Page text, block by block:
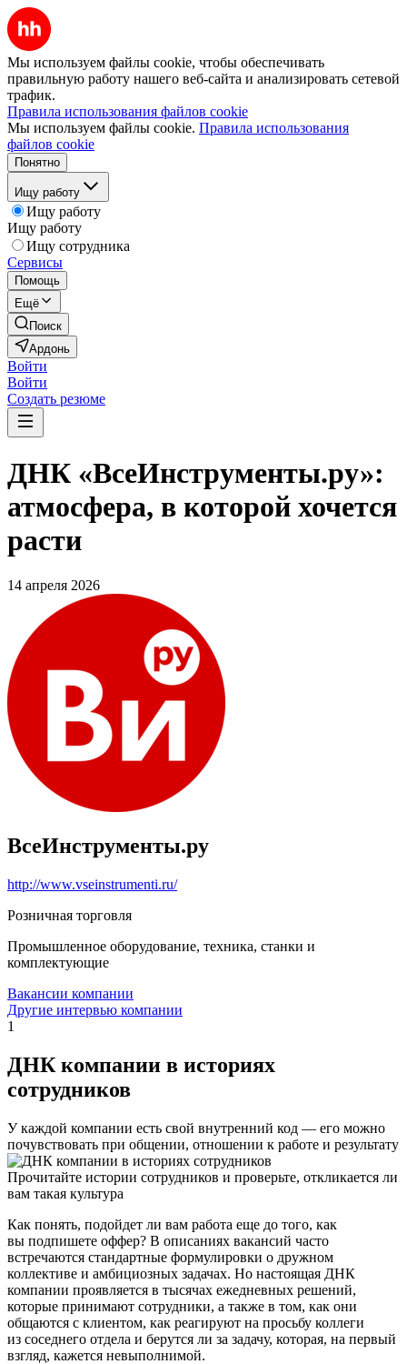
Мы используем файлы cookie, чтобы обеспечивать
правильную работу нашего веб-сайта и анализировать сетевой
трафик.
Правила использования файлов cookie
Мы используем файлы cookie. Правила использования
файлов cookie
Понятно
Ищу работу
Ищу работу
Ищу работу
Ищу сотрудника
Сервисы
Помощь
Ещё
Поиск
Ардонь
Войти
Войти
Создать резюме
ДНК «ВсеИнструменты.ру»:
атмосфера, в которой хочется
расти
14 апреля 2026
ВсеИнструменты.ру
http://www.vseinstrumenti.ru/
Розничная торговля
Промышленное оборудование, техника, станки и
комплектующие
Вакансии компании
Другие интервью компании
1
ДНК компании в историях
сотрудников
У каждой компании есть свой внутренний код — его можно
почувствовать при общении, отношении к работе и результату
Прочитайте истории сотрудников и проверьте, откликается ли
вам такая культура
Как понять, подойдет ли вам работа еще до того, как
вы подпишете оффер? В описаниях вакансий часто
встречаются стандартные формулировки о дружном
коллективе и амбициозных задачах. Но настоящая ДНК
компании проявляется в тысячах ежедневных решений,
которые принимают сотрудники, а также в том, как они
общаются с клиентом, как реагируют на просьбу коллеги
из соседнего отдела и берутся ли за задачу, которая, на первый
взгляд, кажется невыполнимой.